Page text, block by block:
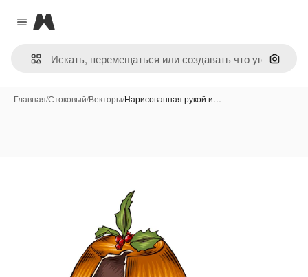
Close menu
Magnific
Поиск
Главная/Стоковый/Векторы/Нарисованная рукой и…